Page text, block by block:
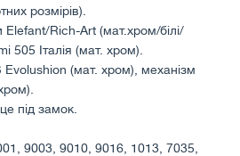
розмірів).
Elefant/Rich-Art (мат.хром/білі/
505 Італія (мат. хром).
(мат. хром), механізм
під замок.
9003, 9010, 9016, 1013, 7035,